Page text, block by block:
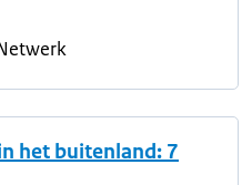
het buitenland: 7